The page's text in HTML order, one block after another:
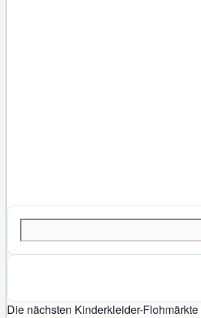
Die nächsten Kinderkleider-Flohmärkte